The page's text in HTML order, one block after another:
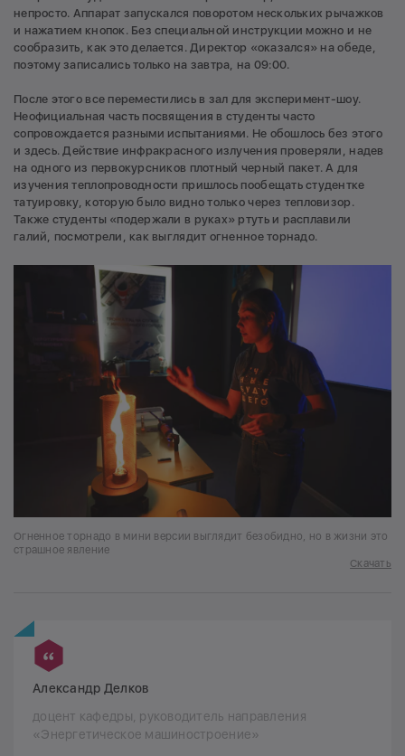
непросто. Аппарат запускался поворотом нескольких рычажков
и нажатием кнопок. Без специальной инструкции можно и не
сообразить, как это делается. Директор «оказался» на обеде,
поэтому записались только на завтра, на 09:00.
После этого все переместились в зал для эксперимент-шоу.
Неофициальная часть посвящения в студенты часто
сопровождается разными испытаниями. Не обошлось без этого
и здесь. Действие инфракрасного излучения проверяли, надев
на одного из первокурсников плотный черный пакет. А для
изучения теплопроводности пришлось пообещать студентке
татуировку, которую было видно только через тепловизор.
Также студенты «подержали в руках» ртуть и расплавили
галий, посмотрели, как выглядит огненное торнадо.
Огненное торнадо в мини версии выглядит безобидно, но в жизни это
страшное явление
Скачать
Александр Делков
доцент кафедры, руководитель направления
«Энергетическое машиностроение»